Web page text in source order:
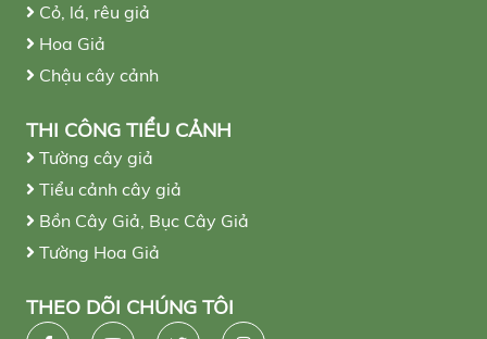
Cỏ, lá, rêu giả
Hoa Giả
Chậu cây cảnh
THI CÔNG TIỂU CẢNH
Tường cây giả
Tiểu cảnh cây giả
Bồn Cây Giả, Bục Cây Giả
Tường Hoa Giả
THEO DÕI CHÚNG TÔI